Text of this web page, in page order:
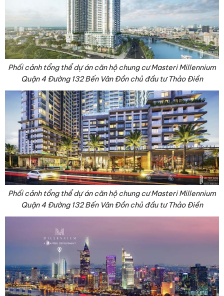
Phối cảnh tổng thể dự án căn hộ chung cư Masteri Millennium
Quận 4 Đường 132 Bến Vân Đồn chủ đầu tư Thảo Điền
Phối cảnh tổng thể dự án căn hộ chung cư Masteri Millennium
Quận 4 Đường 132 Bến Vân Đồn chủ đầu tư Thảo Điền